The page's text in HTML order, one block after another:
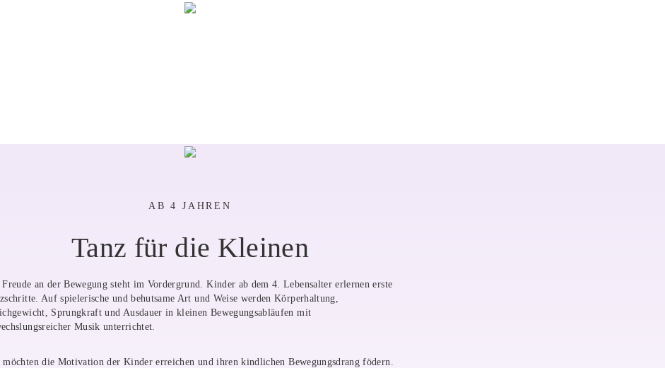
AB 4 JAHREN
Tanz für die Kleinen
an der Bewegung steht im Vordergrund. Kinder ab dem 4. Lebens­alter erlernen erste
Auf spielerische und behutsame Art und Weise werden Körperhaltung,
Sprungkraft und Ausdauer in kleinen Bewegungs­abläufen mit
Musik unterrichtet.
die Motivation der Kinder erreichen und ihren kindlichen Bewegungsdrang födern.